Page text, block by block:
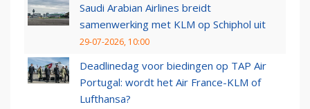
Saudi Arabian Airlines breidt
samenwerking met KLM op Schiphol uit
29-07-2026, 10:00
Deadlinedag voor biedingen op TAP Air
Portugal: wordt het Air France-KLM of
Lufthansa?